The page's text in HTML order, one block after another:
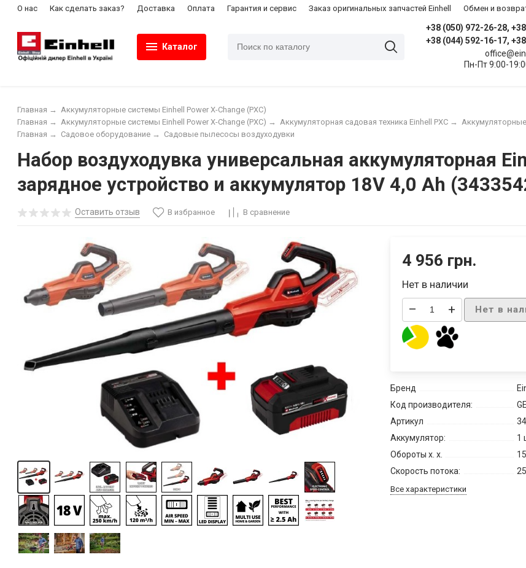
О нас Как сделать заказ? Доставка Оплата Гарантия и сервис Заказ оригинальных запчастей Einhell Обмен и
Каталог
+38 (050) 972-26-28,
+38 (044) 592-16-17,
Пн-Пт 9:00-
Главная →
Аккумуляторные системы Einhell Power X-Change (PXC)
Аккумуляторная садовая техника Einhell PXC →
Аккумуляторные системы Einhell Power X-Change (PXC) →
Главная →
Садовые пылесосы воздуходувки
Садовое оборудование →
Главная →
Набор воздуходувка универсальная аккумуляторная
зарядное устройство и аккумулятор 18V 4,0 Ah
Оставить отзыв В избранное В сравнение
4 956 грн.
Нет в наличии
– + Нет в
Бренд
Код производителя:
Артикул
Аккумулятор:
1
Обороты х. х.
Скорость потока:
Все характеристики